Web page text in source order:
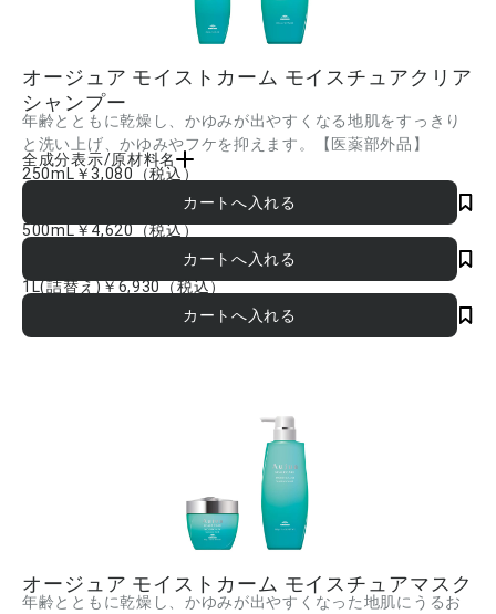
オージュア モイストカーム モイスチュアクリア
シャンプー
年齢とともに乾燥し、かゆみが出やすくなる地肌をすっきり
と洗い上げ、かゆみやフケを抑えます。【医薬部外品】
全成分表示/原材料名
【販売名】オージュア ＭＣ モイスチュアクリアシャンプーｖ 【有効成分】ピロ
クトン オラミン 【その他の成分】イソノナン酸イソトリデシル、PEG(20)、トレハ
ロース、ローヤルゼリーエキス、クエン酸、ユキノシタエキス、加水分解黒豆エキ
ス、トウヒエキス、塩化トリメチルアンモニオヒドロキシプロピルヒドロキシエチル
セルロース、エチル[(メタクリロイルオキシ)エチル]ジメチルアンモニウムエチル硫酸
塩･N,N-ジメチルアクリルアミド･ジメタクリル酸ポリエチレングリコール共重合体/ポ
リエチレングリコール混合物、ラウリン酸アミドプロピルベタイン液、ジラウロイル
グルタミン酸リシンナトリウム液、POEスルホコハク酸ラウリル2Na液、POEラウリ
ルエーテル酢酸Na、水酸化大豆リン脂質、ヤシ油脂肪酸N-メチルエタノールアミド、
BG、グリセリン、濃グリセリン、無水エタノール、水酸化Na、安息香酸塩、香料、
250mL ￥3,080 （税込）
500mL￥4,620（税込）
1L(詰替え)￥6,930（税込）
オージュア モイストカーム モイスチュアマスク
年齢とともに乾燥し、かゆみが出やすくなった地肌にうるお